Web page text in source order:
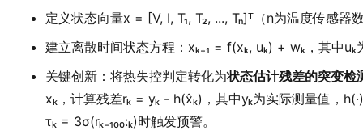
定义状态向量x = [V, I, T₁, T₂, ..., Tₙ]ᵀ（n为温度传感器
建立离散时间状态方程：xₖ₊₁ = f(xₖ, uₖ) + wₖ，其中
关键创新：将热失控判定转化为状态估计残差的突变检
xₖ，计算残差rₖ = yₖ - h(x̂ₖ)，其中yₖ为实际测量值，
τₖ = 3σ(rₖ₋₁₀₀:ₖ)时触发预警。